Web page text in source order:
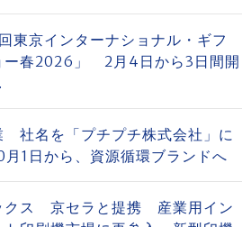
回東京インターナショナル・ギフ
ー春2026」 2月4日から3日間開
社名を「プチプチ株式会社」に
1日から、資源循環ブランドへ
クス 京セラと提携 産業用イン